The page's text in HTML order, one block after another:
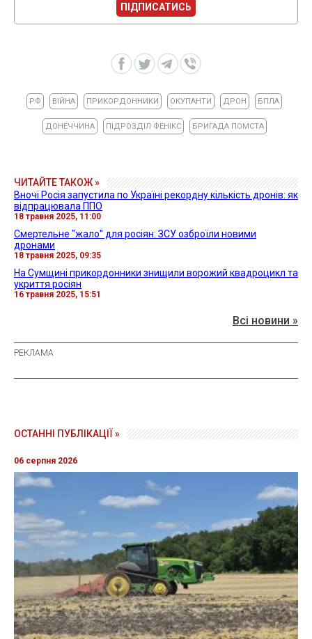
ПІДПИСАТИСЬ
РФ ВІЙНА ПРИКОРДОННИКИ ОКУПАНТИ ДРОН БПЛА
ДОНЕЧЧИНА ПІДРОЗДІЛ ФЕНІКС БРИГАДА ПОМСТА
ЧИТАЙТЕ ТАКОЖ »
Вночі Росія запустила по Україні рекордну кількість дронів: як
відпрацювала ППО
18 травня 2025, 11:00
Смертельне "жало" для росіян: ЗСУ озброїли новими
дронами
18 травня 2025, 09:35
На Сумщині прикордонники знищили ворожий квадроцикл та
укриття росіян
16 травня 2025, 15:51
Всі новини »
ОСТАННІ ПУБЛІКАЦІЇ »
06 серпня 2026